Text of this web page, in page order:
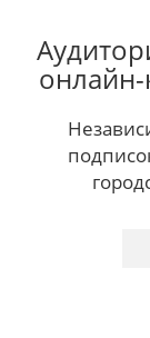
онлайн-